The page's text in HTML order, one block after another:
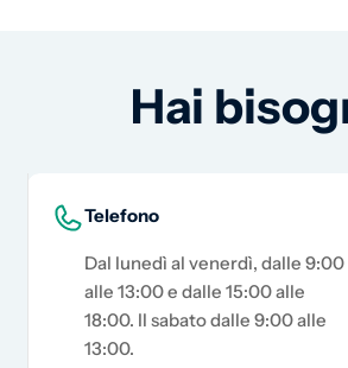
Hai
Telefono
Dal lunedì al venerdì, dalle 9:00
alle 13:00 e dalle 15:00 alle
18:00. Il sabato dalle 9:00 alle
13:00.